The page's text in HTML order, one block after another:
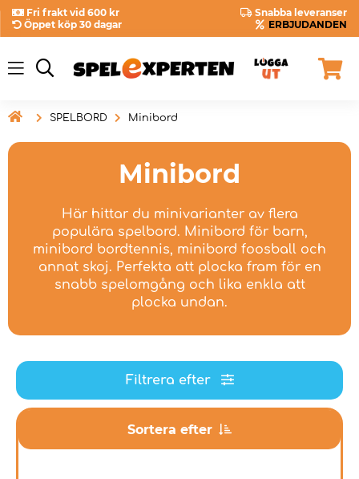
Fri frakt vid 600 kr
Snabba leveranser
Öppet köp 30 dagar
ERBJUDANDEN
 SPELBORD Minibord
Minibord
Här hittar du minivarianter av flera
populära spelbord. Minibord för barn,
minibord bordtennis, minibord foosball och
annat skoj. Perfekta att plocka fram för en
snabb spelomgång och lika enkla att
plocka undan.
Filtrera efter
Sortera efter